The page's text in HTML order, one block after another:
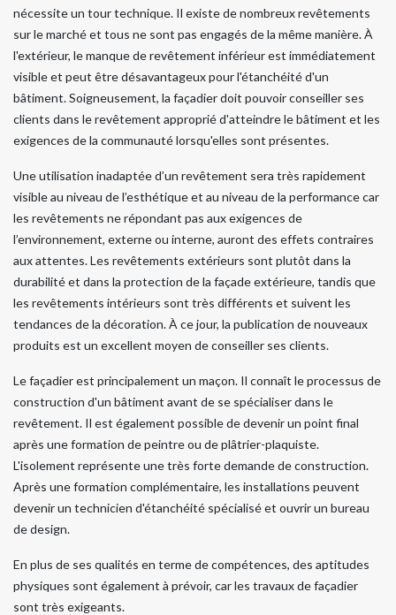
nécessite un tour technique. Il existe de nombreux revêtements
sur le marché et tous ne sont pas engagés de la même manière. À
l'extérieur, le manque de revêtement inférieur est immédiatement
visible et peut être désavantageux pour l'étanchéité d'un
bâtiment. Soigneusement, la façadier doit pouvoir conseiller ses
clients dans le revêtement approprié d'atteindre le bâtiment et les
exigences de la communauté lorsqu'elles sont présentes.
Une utilisation inadaptée d’un revêtement sera très rapidement
visible au niveau de l’esthétique et au niveau de la performance car
les revêtements ne répondant pas aux exigences de
l’environnement, externe ou interne, auront des effets contraires
aux attentes. Les revêtements extérieurs sont plutôt dans la
durabilité et dans la protection de la façade extérieure, tandis que
les revêtements intérieurs sont très différents et suivent les
tendances de la décoration. À ce jour, la publication de nouveaux
produits est un excellent moyen de conseiller ses clients.
Le façadier est principalement un maçon. Il connaît le processus de
construction d'un bâtiment avant de se spécialiser dans le
revêtement. Il est également possible de devenir un point final
après une formation de peintre ou de plâtrier-plaquiste.
L'isolement représente une très forte demande de construction.
Après une formation complémentaire, les installations peuvent
devenir un technicien d'étanchéité spécialisé et ouvrir un bureau
de design.
En plus de ses qualités en terme de compétences, des aptitudes
physiques sont également à prévoir, car les travaux de façadier
sont très exigeants.